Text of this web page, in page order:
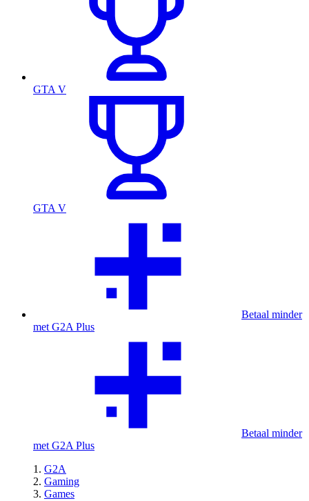
GTA V
GTA V
Betaal minder
met G2A Plus
Betaal minder
met G2A Plus
G2A
Gaming
Games